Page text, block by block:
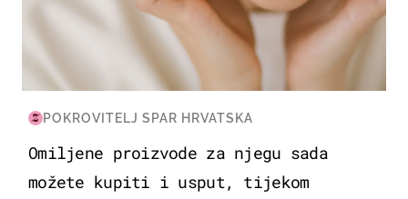
POKROVITELJ SPAR HRVATSKA
Omiljene proizvode za njegu sada
možete kupiti i usput, tijekom